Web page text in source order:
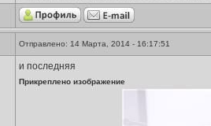
Отправлено: 14 Марта, 2014 - 16:17:51
и последняя
Прикреплено изображение